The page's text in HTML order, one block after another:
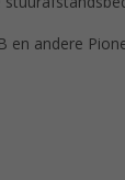
en andere